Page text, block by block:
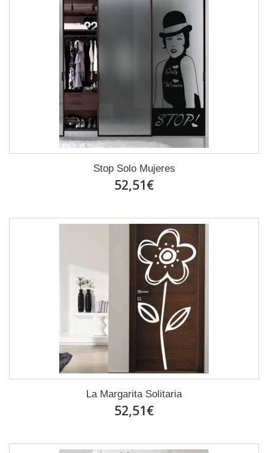
Stop Solo Mujeres
52,51€
La Margarita Solitaria
52,51€